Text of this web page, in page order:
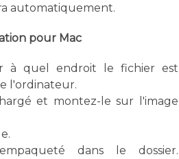
automatiquement.
pour Mac
à quel endroit le fichier est
l'ordinateur.
et montez-le sur l'image
dans le dossier.